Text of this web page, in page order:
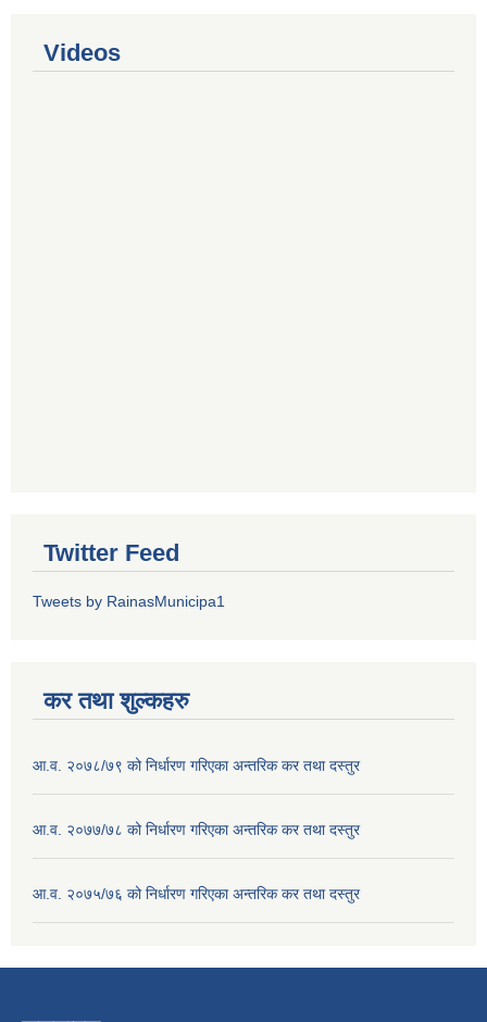
Videos
Twitter Feed
Tweets by RainasMunicipa1
कर तथा शुल्कहरु
आ.व. २०७८/७९ को निर्धारण गरिएका अन्तरिक कर तथा दस्तुर
आ.व. २०७७/७८ को निर्धारण गरिएका अन्तरिक कर तथा दस्तुर
आ.व. २०७५/७६ को निर्धारण गरिएका अन्तरिक कर तथा दस्तुर